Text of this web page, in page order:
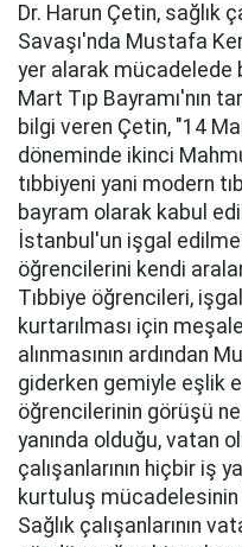
Dr. Harun Çetin, sağlık
Savaşı'nda Mustafa
yer alarak mücadelede
Mart Tıp Bayramı'nın
bilgi veren Çetin, "14
döneminde ikinci
tıbbiyeni yani modern
bayram olarak kabul
İstanbul'un işgal
öğrencilerini kendi
Tıbbiye öğrencileri,
kurtarılması için
alınmasının ardından
giderken gemiyle eşlik
öğrencilerinin görüşü
yanında olduğu, vatan
çalışanlarının hiçbir iş
kurtuluş mücadelesinin
Sağlık çalışanlarının